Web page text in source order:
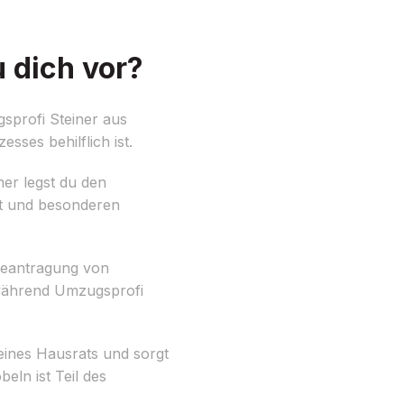
dich vor?
Steiner aus
behilflich ist.
legst du den
und besonderen
von
Umzugsprofi
Hausrats und sorgt
ist Teil des